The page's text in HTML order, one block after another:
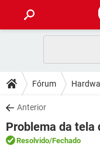
CELULAR
OUTLOOK
INSTAGRAM
GUIA DE COMPRAS
DICAS
JOGOS
OUTLOOK
DOWNLOADS
JOGOS
CELULAR
FÓRUM
Fórum
Anterior
Problema da tela
Resolvido/Fechado